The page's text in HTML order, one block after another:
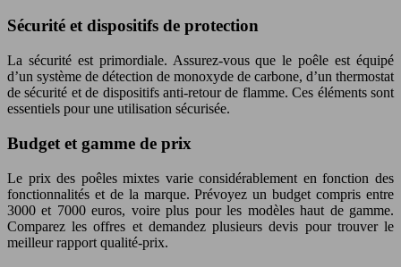
Sécurité et dispositifs de protection
La sécurité est primordiale. Assurez-vous que le poêle est équipé
d’un système de détection de monoxyde de carbone, d’un thermostat
de sécurité et de dispositifs anti-retour de flamme. Ces éléments sont
essentiels pour une utilisation sécurisée.
Budget et gamme de prix
Le prix des poêles mixtes varie considérablement en fonction des
fonctionnalités et de la marque. Prévoyez un budget compris entre
3000 et 7000 euros, voire plus pour les modèles haut de gamme.
Comparez les offres et demandez plusieurs devis pour trouver le
meilleur rapport qualité-prix.